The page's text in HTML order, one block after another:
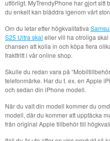
utförligt. MyTrendyPhone har gjort sitt
du enkelt kan bläddra igenom vårt
Om du letar efter högkvalitativa
S25 Ultra skal eller vill ha otroliga
chansen att kolla in och köpa flera
fraktfritt i vår online shop.
Skulle du redan vara på
telefonmärke. Har du t. ex. en Apple
och sedan din iPhone modell.
När du valt din modell kommer du
modell, där du kommer att upptäcka
från original Apple tillbehör till